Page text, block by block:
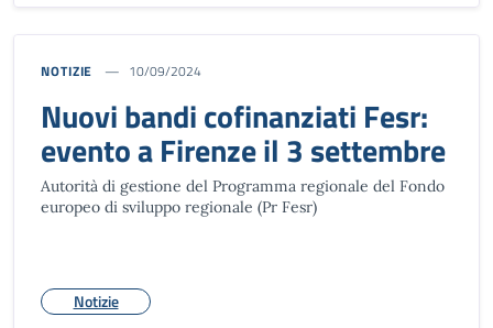
NOTIZIE 10/09/2024
Nuovi bandi cofinanziati Fesr:
evento a Firenze il 3 settembre
Autorità di gestione del Programma regionale del Fondo
europeo di sviluppo regionale (Pr Fesr)
Notizie